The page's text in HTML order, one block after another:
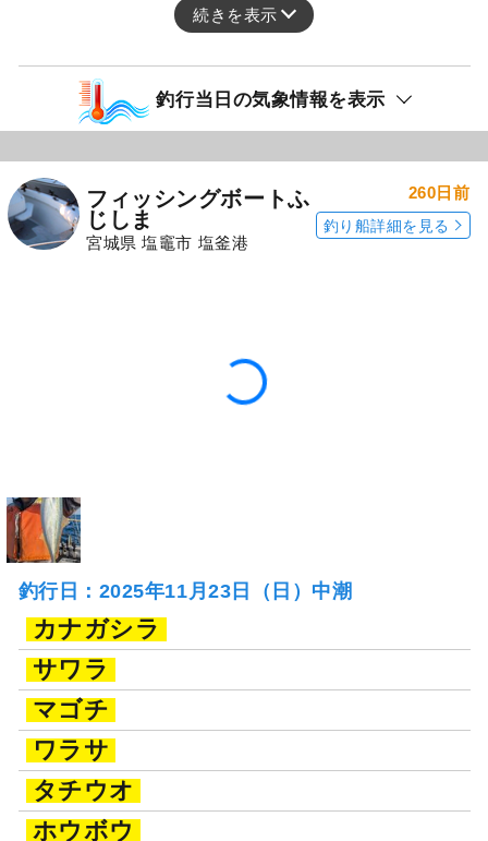
続きを表示
フィッシングボートふ
じしま
260日前
釣り船詳細を見る
カナガシラ
サワラ
マゴチ
ワラサ
タチウオ